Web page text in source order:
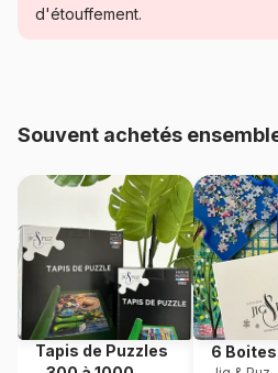
Référence
Nombre de pièces 35
Dimensions 37
d'étouffement.
Souvent achetés
Tapis de Puzzles
6